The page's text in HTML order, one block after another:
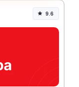
9.6